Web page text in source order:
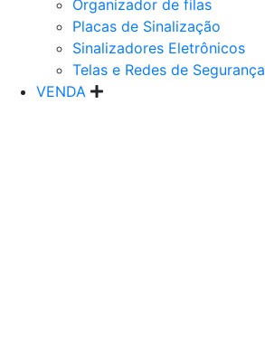
Organizador de filas
Placas de Sinalização
Sinalizadores Eletrônicos
Telas e Redes de Segurança
VENDA